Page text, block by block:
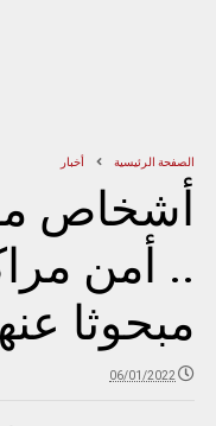
الصفحة الرئيسية أخبار
أشخاص
مبحوثا
06/01/2022